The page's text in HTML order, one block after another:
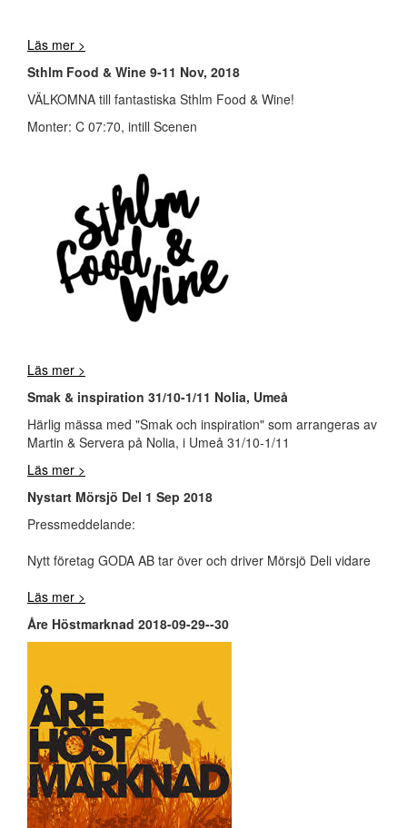
Läs mer >
Sthlm Food & Wine 9-11 Nov, 2018
VÄLKOMNA till fantastiska Sthlm Food & Wine!
Monter: C 07:70, intill Scenen
Läs mer >
Smak & inspiration 31/10-1/11 Nolia, Umeå
Härlig mässa med "Smak och inspiration" som arrangeras av
Martin & Servera på Nolia, i Umeå 31/10-1/11
Läs mer >
Nystart Mörsjö Del 1 Sep 2018
Pressmeddelande:
Nytt företag GODA AB tar över och driver Mörsjö Deli vidare
Läs mer >
Åre Höstmarknad 2018-09-29--30